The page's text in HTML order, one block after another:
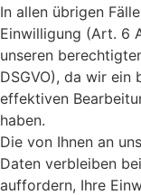
In allen übrigen
Einwilligung (Art. 6
unseren
DSGVO), da wir ein
effektiven
haben.
Die von Ihnen an
Daten verbleiben
auffordern, Ihre